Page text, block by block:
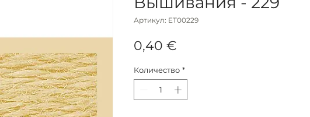
Артикул: ET00229
0,40 €
Количество *